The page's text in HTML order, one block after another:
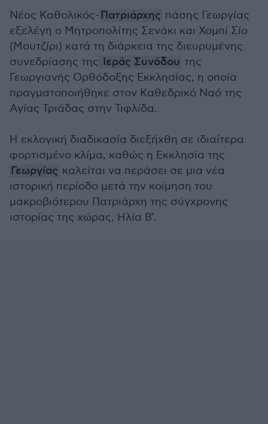
Νέος Καθολικός-Πατριάρχης πάσης Γεωργίας
εξελέγη ο Μητροπολίτης Σενάκι και Χομπί Σίο
(Μουτζίρι) κατά τη διάρκεια της διευρυμένης
συνεδρίασης της Ιεράς Συνόδου της
Γεωργιανής Ορθόδοξης Εκκλησίας, η οποία
πραγματοποιήθηκε στον Καθεδρικό Ναό της
Αγίας Τριάδας στην Τιφλίδα.
Η εκλογική διαδικασία διεξήχθη σε ιδιαίτερα
φορτισμένο κλίμα, καθώς η Εκκλησία της
Γεωργίας καλείται να περάσει σε μια νέα
ιστορική περίοδο μετά την κοίμηση του
μακροβιότερου Πατριάρχη της σύγχρονης
ιστορίας της χώρας, Ηλία Β’.